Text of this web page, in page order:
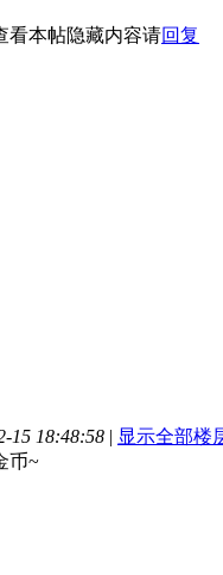
看本帖隐藏内容请回复
15 18:48:58 | 显示全部楼
币~